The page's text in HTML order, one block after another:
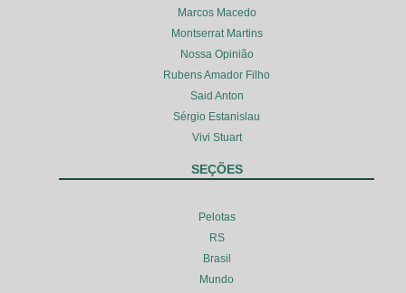
Marcos Macedo
Montserrat Martins
Nossa Opinião
Rubens Amador Filho
Said Anton
Sérgio Estanislau
Vivi Stuart
SEÇÕES
Pelotas
RS
Brasil
Mundo